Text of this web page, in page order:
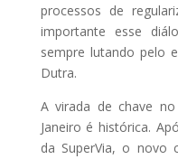
processos de
importante esse
sempre lutando pelo
Dutra.
A virada de chave
Janeiro é histórica.
da SuperVia, o novo